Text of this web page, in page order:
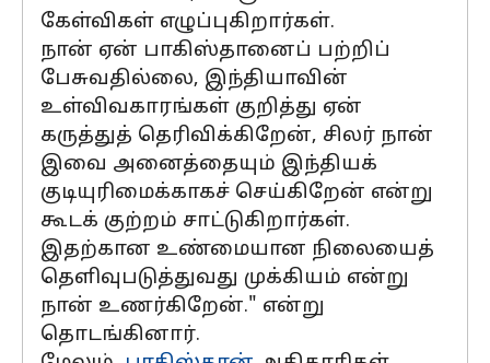
கேள்விகள் எழுப்புகிறார்கள்.
நான் ஏன் பாகிஸ்தானைப் பற்றிப்
பேசுவதில்லை, இந்தியாவின்
உள்விவகாரங்கள் குறித்து ஏன்
கருத்துத் தெரிவிக்கிறேன், சிலர் நான்
இவை அனைத்தையும் இந்தியக்
குடியுரிமைக்காகச் செய்கிறேன் என்று
கூடக் குற்றம் சாட்டுகிறார்கள்.
இதற்கான உண்மையான நிலையைத்
தெளிவுபடுத்துவது முக்கியம் என்று
நான் உணர்கிறேன்." என்று
தொடங்கினார்.